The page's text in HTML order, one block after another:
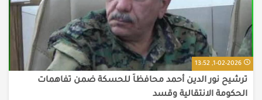
1-02-2026, 13:52
ترشيح نور الدين أحمد محافظاً للحسكة ضمن تفاهمات
الحكومة الانتقالية وقسد